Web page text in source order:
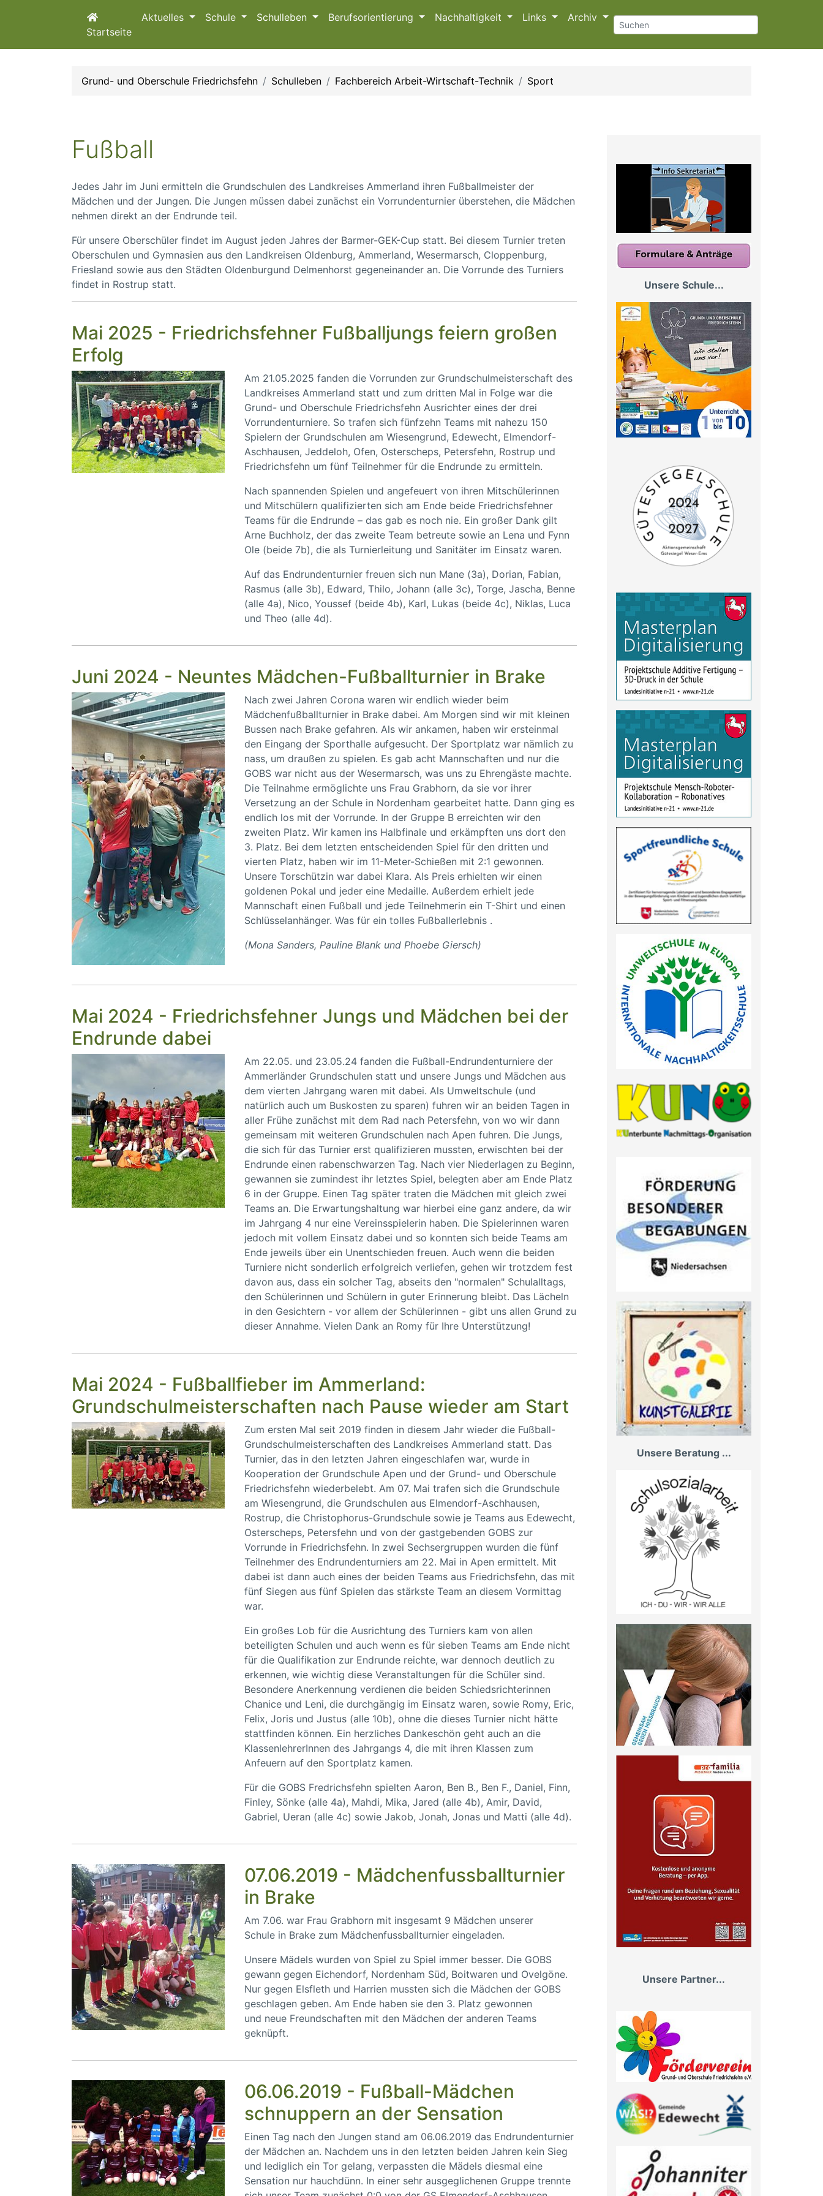
Startseite
Aktuelles Schule Schulleben Berufsorientierung Nachhaltigkeit Links Archiv
Grund- und Oberschule Friedrichsfehn Schulleben Fachbereich Arbeit-Wirtschaft-Technik Sport
Unsere Schule...
Unsere Beratung ...
Unsere Partner...
Fußball
Jedes Jahr im Juni ermitteln die Grundschulen des Landkreises Ammerland ihren Fußballmeister der
Mädchen und der Jungen. Die Jungen müssen dabei zunächst ein Vorrundenturnier überstehen, die Mädchen
nehmen direkt an der Endrunde teil.
Für unsere Oberschüler findet im August jeden Jahres der Barmer-GEK-Cup statt. Bei diesem Turnier treten
Oberschulen und Gymnasien aus den Landkreisen Oldenburg, Ammerland, Wesermarsch, Cloppenburg,
Friesland sowie aus den Städten Oldenburgund Delmenhorst gegeneinander an. Die Vorrunde des Turniers
findet in Rostrup statt.
Mai 2025 - Friedrichsfehner Fußballjungs feiern großen
Erfolg
Am 21.05.2025 fanden die Vorrunden zur Grundschulmeisterschaft des
Landkreises Ammerland statt und zum dritten Mal in Folge war die
Grund- und Oberschule Friedrichsfehn Ausrichter eines der drei
Vorrundenturniere. So trafen sich fünfzehn Teams mit nahezu 150
Spielern der Grundschulen am Wiesengrund, Edewecht, Elmendorf-
Aschhausen, Jeddeloh, Ofen, Osterscheps, Petersfehn, Rostrup und
Friedrichsfehn um fünf Teilnehmer für die Endrunde zu ermitteln.
Nach spannenden Spielen und angefeuert von ihren Mitschülerinnen
und Mitschülern qualifizierten sich am Ende beide Friedrichsfehner
Teams für die Endrunde – das gab es noch nie. Ein großer Dank gilt
Arne Buchholz, der das zweite Team betreute sowie an Lena und Fynn
Ole (beide 7b), die als Turnierleitung und Sanitäter im Einsatz waren.
Auf das Endrundenturnier freuen sich nun Mane (3a), Dorian, Fabian,
Rasmus (alle 3b), Edward, Thilo, Johann (alle 3c), Torge, Jascha, Benne
(alle 4a), Nico, Youssef (beide 4b), Karl, Lukas (beide 4c), Niklas, Luca
und Theo (alle 4d).
Juni 2024 - Neuntes Mädchen-Fußballturnier in Brake
Nach zwei Jahren Corona waren wir endlich wieder beim
Mädchenfußballturnier in Brake dabei. Am Morgen sind wir mit kleinen
Bussen nach Brake gefahren. Als wir ankamen, haben wir ersteinmal
den Eingang der Sporthalle aufgesucht. Der Sportplatz war nämlich zu
nass, um draußen zu spielen. Es gab acht Mannschaften und nur die
GOBS war nicht aus der Wesermarsch, was uns zu Ehrengäste machte.
Die Teilnahme ermöglichte uns Frau Grabhorn, da sie vor ihrer
Versetzung an der Schule in Nordenham gearbeitet hatte. Dann ging es
endlich los mit der Vorrunde. In der Gruppe B erreichten wir den
zweiten Platz. Wir kamen ins Halbfinale und erkämpften uns dort den
3. Platz. Bei dem letzten entscheidenden Spiel für den dritten und
vierten Platz, haben wir im 11-Meter-Schießen mit 2:1 gewonnen.
Unsere Torschützin war dabei Klara. Als Preis erhielten wir einen
goldenen Pokal und jeder eine Medaille. Außerdem erhielt jede
Mannschaft einen Fußball und jede Teilnehmerin ein T-Shirt und einen
Schlüsselanhänger. Was für ein tolles Fußballerlebnis .
(Mona Sanders, Pauline Blank und Phoebe Giersch)
Mai 2024 - Friedrichsfehner Jungs und Mädchen bei der
Endrunde dabei
Am 22.05. und 23.05.24 fanden die Fußball-Endrundenturniere der
Ammerländer Grundschulen statt und unsere Jungs und Mädchen aus
dem vierten Jahrgang waren mit dabei. Als Umweltschule (und
natürlich auch um Buskosten zu sparen) fuhren wir an beiden Tagen in
aller Frühe zunächst mit dem Rad nach Petersfehn, von wo wir dann
gemeinsam mit weiteren Grundschulen nach Apen fuhren. Die Jungs,
die sich für das Turnier erst qualifizieren mussten, erwischten bei der
Endrunde einen rabenschwarzen Tag. Nach vier Niederlagen zu Beginn,
gewannen sie zumindest ihr letztes Spiel, belegten aber am Ende Platz
6 in der Gruppe. Einen Tag später traten die Mädchen mit gleich zwei
Teams an. Die Erwartungshaltung war hierbei eine ganz andere, da wir
im Jahrgang 4 nur eine Vereinsspielerin haben. Die Spielerinnen waren
jedoch mit vollem Einsatz dabei und so konnten sich beide Teams am
Ende jeweils über ein Unentschieden freuen. Auch wenn die beiden
Turniere nicht sonderlich erfolgreich verliefen, gehen wir trotzdem fest
davon aus, dass ein solcher Tag, abseits den "normalen" Schulalltags,
den Schülerinnen und Schülern in guter Erinnerung bleibt. Das Lächeln
in den Gesichtern - vor allem der Schülerinnen - gibt uns allen Grund zu
dieser Annahme. Vielen Dank an Romy für Ihre Unterstützung!
Mai 2024 - Fußballfieber im Ammerland:
Grundschulmeisterschaften nach Pause wieder am Start
Zum ersten Mal seit 2019 finden in diesem Jahr wieder die Fußball-
Grundschulmeisterschaften des Landkreises Ammerland statt. Das
Turnier, das in den letzten Jahren eingeschlafen war, wurde in
Kooperation der Grundschule Apen und der Grund- und Oberschule
Friedrichsfehn wiederbelebt. Am 07. Mai trafen sich die Grundschule
am Wiesengrund, die Grundschulen aus Elmendorf-Aschhausen,
Rostrup, die Christophorus-Grundschule sowie je Teams aus Edewecht,
Osterscheps, Petersfehn und von der gastgebenden GOBS zur
Vorrunde in Friedrichsfehn. In zwei Sechsergruppen wurden die fünf
Teilnehmer des Endrundenturniers am 22. Mai in Apen ermittelt. Mit
dabei ist dann auch eines der beiden Teams aus Friedrichsfehn, das mit
fünf Siegen aus fünf Spielen das stärkste Team an diesem Vormittag
war.
Ein großes Lob für die Ausrichtung des Turniers kam von allen
beteiligten Schulen und auch wenn es für sieben Teams am Ende nicht
für die Qualifikation zur Endrunde reichte, war dennoch deutlich zu
erkennen, wie wichtig diese Veranstaltungen für die Schüler sind.
Besondere Anerkennung verdienen die beiden Schiedsrichterinnen
Chanice und Leni, die durchgängig im Einsatz waren, sowie Romy, Eric,
Felix, Joris und Justus (alle 10b), ohne die dieses Turnier nicht hätte
stattfinden können. Ein herzliches Dankeschön geht auch an die
KlassenlehrerInnen des Jahrgangs 4, die mit ihren Klassen zum
Anfeuern auf den Sportplatz kamen.
Für die GOBS Fredrichsfehn spielten Aaron, Ben B., Ben F., Daniel, Finn,
Finley, Sönke (alle 4a), Mahdi, Mika, Jared (alle 4b), Amir, David,
Gabriel, Ueran (alle 4c) sowie Jakob, Jonah, Jonas und Matti (alle 4d).
07.06.2019 - Mädchenfussballturnier
in Brake
Am 7.06. war Frau Grabhorn mit insgesamt 9 Mädchen unserer
Schule in Brake zum Mädchenfussballturnier eingeladen.
Unsere Mädels wurden von Spiel zu Spiel immer besser. Die GOBS
gewann gegen Eichendorf, Nordenham Süd, Boitwaren und Ovelgöne.
Nur gegen Elsfleth und Harrien mussten sich die Mädchen der GOBS
geschlagen geben. Am Ende haben sie den 3. Platz gewonnen
und neue Freundschaften mit den Mädchen der anderen Teams
geknüpft.
06.06.2019 - Fußball-Mädchen
schnuppern an der Sensation
Einen Tag nach den Jungen stand am 06.06.2019 das Endrundenturnier
der Mädchen an. Nachdem uns in den letzten beiden Jahren kein Sieg
und lediglich ein Tor gelang, verpassten die Mädels diesmal eine
Sensation nur hauchdünn. In einer sehr ausgeglichenen Gruppe trennte